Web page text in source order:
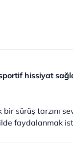
hissiyat
sürüş tarzını
faydalanmak